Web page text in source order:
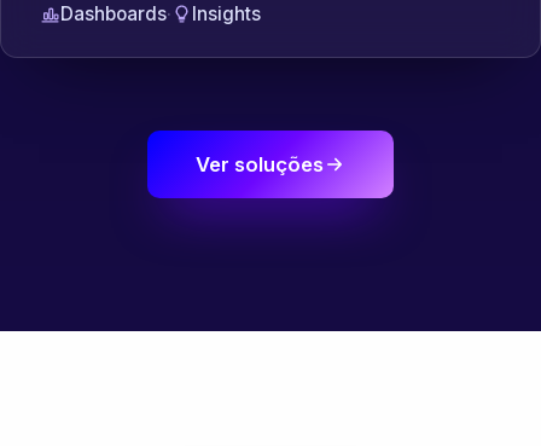
Dashboards· Insights
Ver soluções